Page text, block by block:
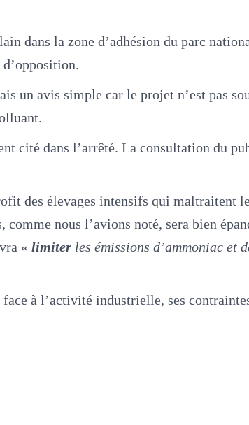
dans la zone d’adhésion du parc
un avis simple car le projet n’est pas
cité dans l’arrêté. La consultation du
des élevages intensifs qui maltraitent
nous l’avions noté, sera bien
« limiter les émissions d’ammoniac et
à l’activité industrielle, ses